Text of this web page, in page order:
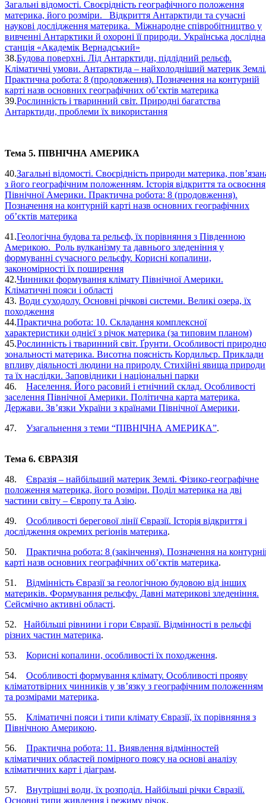
Загальні відомості. Своєрідність географічного положення
материка, його розміри. Відкриття Антарктиди та сучасні
наукові дослідження материка. Міжнародне співробітництво у
вивченні Антарктики й охороні її природи. Українська дослідна
станція «Академік Вернадський»
38.Будова поверхні. Лід Антарктиди, підлідний рельєф.
Кліматичні умови. Антарктида – найхолодніший материк
Практична робота: 8 (продовження). Позначення на контурній
карті назв основних географічних об’єктів материка
39.Рослинність і тваринний світ. Природні багатства
Антарктиди, проблеми їх використання
Тема 5. ПІВНІЧНА АМЕРИКА
40.Загальні відомості. Своєрідність природи материка,
з його географічним положенням. Історія відкриття та освоєння
Північної Америки. Практична робота: 8 (продовження).
Позначення на контурній карті назв основних географічних
об’єктів материка
41.Геологічна будова та рельєф, їх порівняння з Південною
Америкою. Роль вулканізму та давнього зледеніння у
формуванні сучасного рельєфу. Корисні копалини,
закономірності їх поширення
42.Чинники формування клімату Північної Америки.
Кліматичні пояси і області
43. Води суходолу. Основні річкові системи. Великі озера, їх
походження
44.Практична робота: 10. Складання комплексної
характеристики однієї з річок материка (за типовим планом)
45.Рослинність і тваринний світ. Ґрунти. Особливості
зональності материка. Висотна поясність Кордильєр. Приклади
впливу діяльності людини на природу. Стихійні явища природи
та їх наслідки. Заповідники і національні парки
46. Населення. Його расовий і етнічний склад. Особливості
заселення Північної Америки. Політична карта материка.
Держави. Зв’язки України з країнами Північної Америки.
47. Узагальнення з теми “ПІВНІЧНА АМЕРИКА”.
Тема 6. ЄВРАЗІЯ
48. Євразія – найбільший материк Землі. Фізико-географічне
положення материка, його розміри. Поділ материка на дві
частини світу – Європу та Азію.
49. Особливості берегової лінії Євразії. Історія відкриття і
дослідження окремих регіонів материка.
50. Практична робота: 8 (закінчення). Позначення на
карті назв основних географічних об’єктів материка.
51. Відмінність Євразії за геологічною будовою від інших
материків. Формування рельєфу. Давні материкові зледеніння.
Сейсмічно активні області.
52. Найбільші рівнини і гори Євразії. Відмінності в рельєфі
різних частин материка.
53. Корисні копалини, особливості їх походження.
54. Особливості формування клімату. Особливості прояву
кліматотвірних чинників у зв’язку з географічним положенням
та розмірами материка.
55. Кліматичні пояси і типи клімату Євразії, їх порівняння з
Північною Америкою.
56. Практична робота: 11. Виявлення відмінностей
кліматичних областей помірного поясу на основі аналізу
кліматичних карт і діаграм.
57. Внутрішні води, їх розподіл. Найбільші річки Євразії.
Основні типи живлення і режиму річок.